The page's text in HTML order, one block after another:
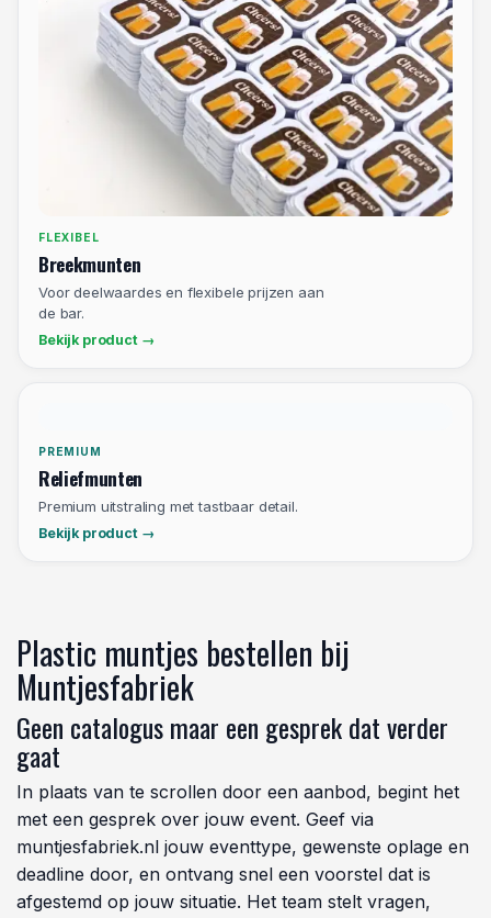
DUURZAAM
consumptiemunten
Duurzame PCR-optie zonder concessies.
Breekmunten
Voor deelwaardes en flexibele prijzen aan
de bar.
Bekijk product
PREMIUM
Reliefmunten
Premium uitstraling met tastbaar detail.